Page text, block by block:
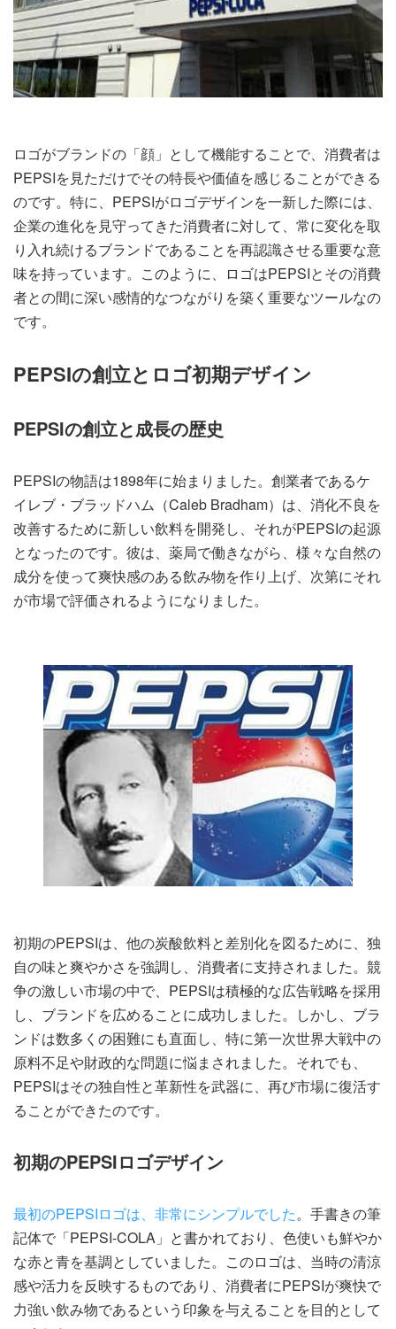
ロゴがブランドの「顔」として機能することで、消費者は
PEPSIを見ただけでその特長や価値を感じることができる
のです。特に、PEPSIがロゴデザインを一新した際には、
企業の進化を見守ってきた消費者に対して、常に変化を取
り入れ続けるブランドであることを再認識させる重要な意
味を持っています。このように、ロゴはPEPSIとその消費
者との間に深い感情的なつながりを築く重要なツールなの
です。
PEPSIの創立とロゴ初期デザイン
PEPSIの創立と成長の歴史
PEPSIの物語は1898年に始まりました。創業者であるケ
イレブ・ブラッドハム（Caleb Bradham）は、消化不良を
改善するために新しい飲料を開発し、それがPEPSIの起源
となったのです。彼は、薬局で働きながら、様々な自然の
成分を使って爽快感のある飲み物を作り上げ、次第にそれ
が市場で評価されるようになりました。
初期のPEPSIは、他の炭酸飲料と差別化を図るために、独
自の味と爽やかさを強調し、消費者に支持されました。競
争の激しい市場の中で、PEPSIは積極的な広告戦略を採用
し、ブランドを広めることに成功しました。しかし、ブラ
ンドは数多くの困難にも直面し、特に第一次世界大戦中の
原料不足や財政的な問題に悩まされました。それでも、
PEPSIはその独自性と革新性を武器に、再び市場に復活す
ることができたのです。
初期のPEPSIロゴデザイン
最初のPEPSIロゴは、非常にシンプルでした。手書きの筆
記体で「PEPSI-COLA」と書かれており、色使いも鮮やか
な赤と青を基調としていました。このロゴは、当時の清涼
感や活力を反映するものであり、消費者にPEPSIが爽快で
力強い飲み物であるという印象を与えることを目的として